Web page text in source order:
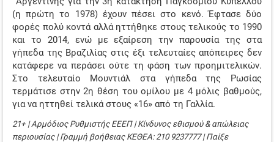
(η πρώτη το 1978) έχουν πέσει στο κενό. Έφτασε δύο
φορές πολύ κοντά αλλά ηττήθηκε στους τελικούς το 1990
και το 2014, ενώ με εξαίρεση την παρουσία της στα
γήπεδα της Βραζιλίας στις έξι τελευταίες απόπειρες δεν
κατάφερε να περάσει ούτε τη φάση των προημιτελικών.
Στο τελευταίο Μουντιάλ στα γήπεδα της Ρωσίας
τερμάτισε στην 2η θέση του ομίλου με 4 μόλις βαθμούς,
για να ηττηθεί τελικά στους «16» από τη Γαλλία.
21+ | Αρμόδιος Ρυθμιστής ΕΕΕΠ | Κίνδυνος εθισμού & απώλειας
περιουσίας | Γραμμή βοήθειας ΚΕΘΕΑ: 210 9237777 | Παίξε